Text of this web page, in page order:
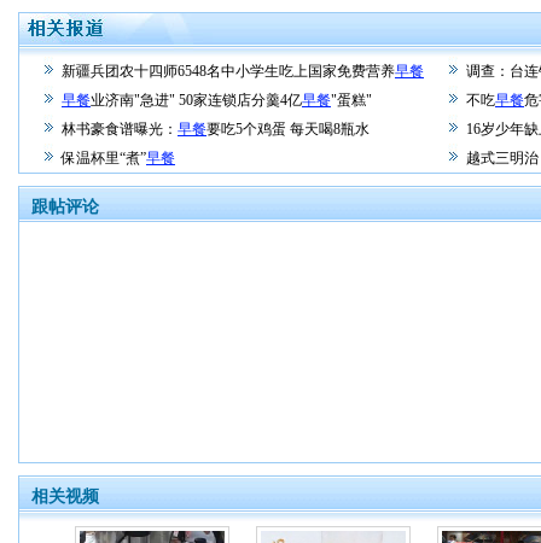
新疆兵团农十四师6548名中小学生吃上国家免费营养早餐
调查：台
早餐业济南"急进" 50家连锁店分羹4亿早餐"蛋糕" 不吃早餐
林书豪食谱曝光： 早餐要吃5个鸡蛋 每天喝8瓶水
16岁少年
保温杯里“煮”早餐 越式三明
跟帖评论
相关视频